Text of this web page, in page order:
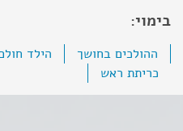
בימוי:
ההולכים בחושך הילד
כריתת ראש